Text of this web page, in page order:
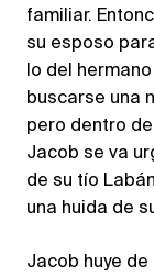
familiar.
su esposo
lo del
buscarse una
pero dentro
Jacob se va
de su tío
una huida de
Jacob huye de